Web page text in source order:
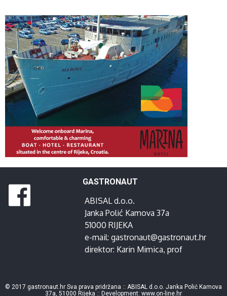
GASTRONAUT
ABISAL d.o.o.
Janka Polić Kamova 37a
51000 RIJEKA
e-mail: gastronaut@gastronaut.hr
direktor: Karin Mimica, prof
© 2017 gastronaut.hr Sva prava pridržana :: ABISAL d.o.o. Janka Polić Kamova
37a, 51000 Rijeka :: Development: www.on-line.hr